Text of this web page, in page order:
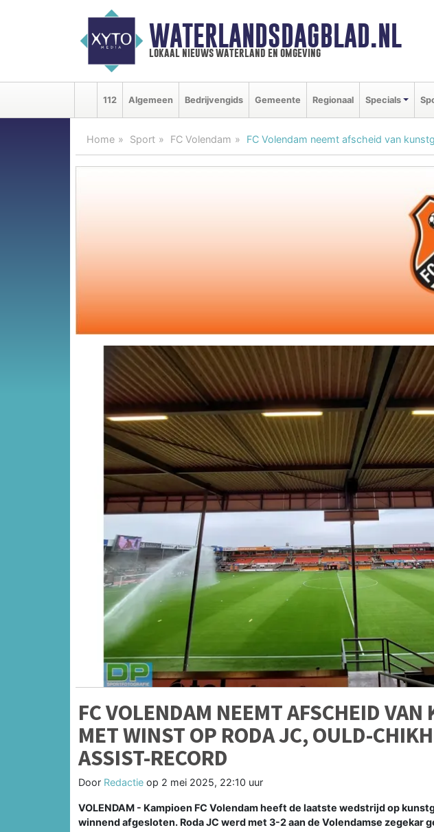
WATERLANDSDAGBLAD.NL
lokaal nieuws waterland en omgeving
112 Algemeen Bedrijvengids Gemeente Regionaal Specials
Home Sport FC Volendam FC Volendam neemt afscheid van
FC VOLENDAM NEEMT AFSCHEID VAN
MET WINST OP RODA JC, OULD-
ASSIST-RECORD
Door Redactie op 2 mei 2025, 22:10 uur
VOLENDAM - Kampioen FC Volendam heeft de laatste wedstrijd op
winnend afgesloten. Roda JC werd met 3-2 aan de Volendamse zegekar